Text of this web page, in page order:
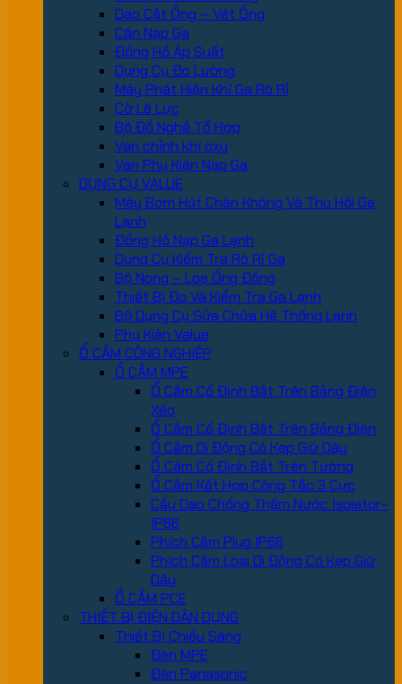
Dao Cắt Ống – Vét Ống
Cân Nạp Ga
Đồng Hồ Áp Suất
Dụng Cụ Đo Lường
Máy Phát Hiện Khí Ga Rò Rỉ
Cờ Lê Lực
Bộ Đồ Nghề Tổ Hợp
Van chỉnh khí oxy
Van Phụ Kiện Nạp Ga
DỤNG CỤ VALUE
Máy Bơm Hút Chân Không Và Thu Hồi Ga
Lạnh
Đồng Hồ Nạp Ga Lạnh
Dụng Cụ Kiểm Tra Rò Rỉ Ga
Bộ Nong – Loe Ống Đồng
Thiết Bị Đo Và Kiểm Tra Ga Lạnh
Bộ Dụng Cụ Sửa Chữa Hệ Thống Lạnh
Phụ Kiện Value
Ổ CẮM CÔNG NGHIỆP
Ổ CẮM MPE
Ổ Cắm Cố Định Bắt Trên Bảng Điện
Xéo
Ổ Cắm Cố Định Bắt Trên Bảng Điện
Ổ Cắm Di Động Có Kẹp Giữ Dây
Ổ Cắm Cố Định Bắt Trên Tường
Ổ Cắm Kết Hợp Công Tắc 3 Cực
Cầu Dao Chống Thấm Nước Isolator-
IP66
Phích Cắm Plug IP66
Phích Cắm Loại Di Động Có Kẹp Giữ
Dây
Ổ CẮM PCE
THIẾT BỊ ĐIỆN DÂN DỤNG
Thiết Bị Chiếu Sáng
Đèn MPE
Đèn Panasonic